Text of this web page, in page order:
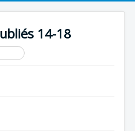
14-18